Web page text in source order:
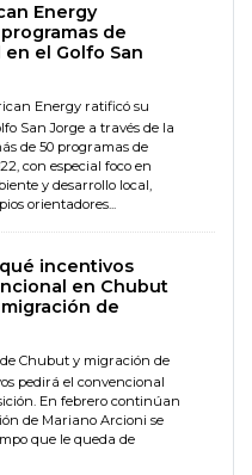
Energy
de
el Golfo San
Energy ratificó su
San Jorge a través de la
de 50 programas de
con especial foco en
y desarrollo local,
orientadores...
incentivos
en Chubut
de
Chubut y migración de
pedirá el convencional
En febrero continúan
de Mariano Arcioni se
que le queda de